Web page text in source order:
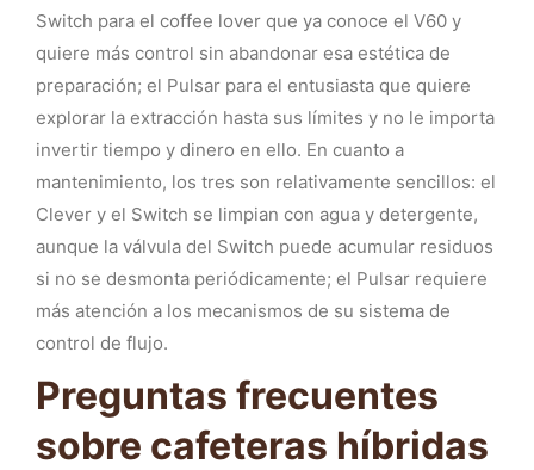
Switch para el coffee lover que ya conoce el V60 y
quiere más control sin abandonar esa estética de
preparación; el Pulsar para el entusiasta que quiere
explorar la extracción hasta sus límites y no le importa
invertir tiempo y dinero en ello. En cuanto a
mantenimiento, los tres son relativamente sencillos: el
Clever y el Switch se limpian con agua y detergente,
aunque la válvula del Switch puede acumular residuos
si no se desmonta periódicamente; el Pulsar requiere
más atención a los mecanismos de su sistema de
control de flujo.
Preguntas frecuentes
sobre cafeteras híbridas